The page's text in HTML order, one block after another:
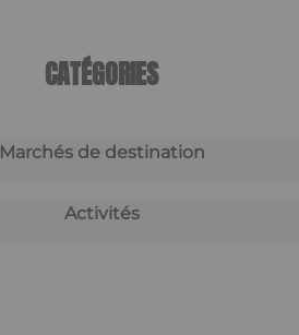
CATÉGORIES
Marchés de destination
Activités